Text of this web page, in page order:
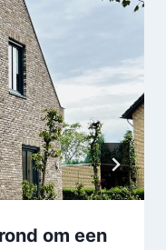
om een